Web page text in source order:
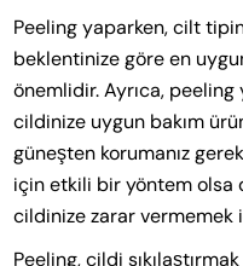
Peeling yaparken, cilt
beklentinize göre en
önemlidir. Ayrıca,
cildinize uygun bakım
güneşten korumanız
için etkili bir yöntem olsa
cildinize zarar vermemek
Peeling, cildi